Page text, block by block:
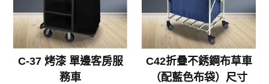
C-37 烤漆 單邊客房服
務車
C42折疊不銹鋼布草車
（配藍色布袋）尺寸